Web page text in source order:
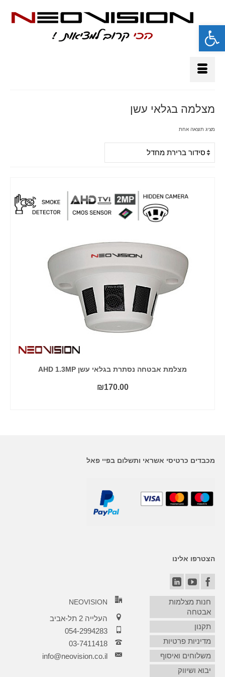
פתח סרגל נגישות
מצלמה בגלאי עשן
מציג תוצאה אחת
מצלמת אבטחה נסתרת בגלאי עשן AHD 1.3MP
₪170.00
מכבדים כרטיסי אשראי ותשלום בפיי פאל
הצטרפו אלינו
חנות מצלמות
אבטחה
תקנון
מדיניות פרטיות
משלוחים ואיסוף
יבוא ושיווק
NEOVISION
העלייה 2 תל-אביב
054-2994283
03-7411418‏
info@neovision.co.il